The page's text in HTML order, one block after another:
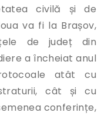
civilă și de
va fi la Brașov,
de județ din
a încheiat anul
atât cu
cât și cu
conferințe,